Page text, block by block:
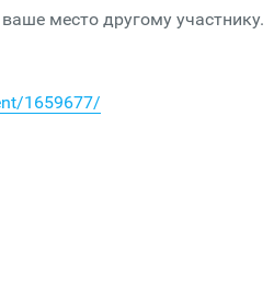
место другому участнику.
1659677/